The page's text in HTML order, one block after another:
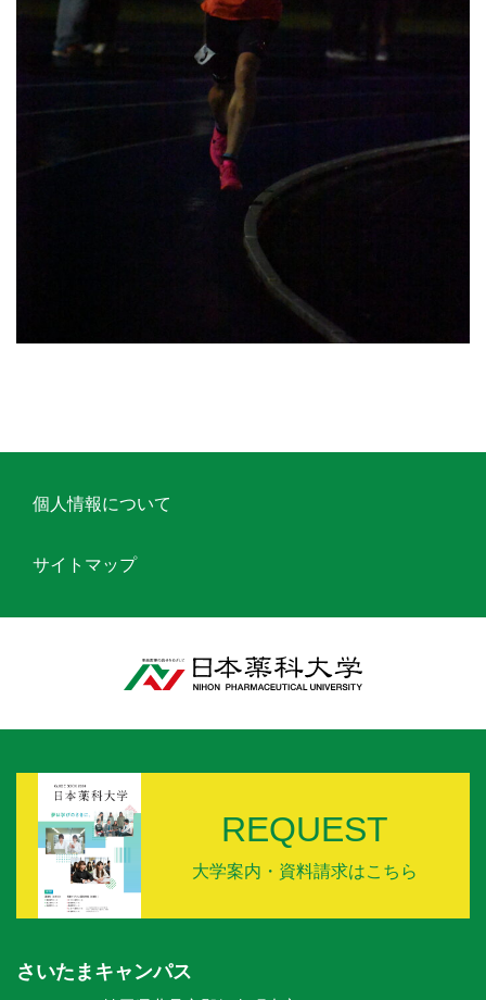
個人情報について
サイトマップ
REQUEST
大学案内・資料請求はこちら
さいたまキャンパス